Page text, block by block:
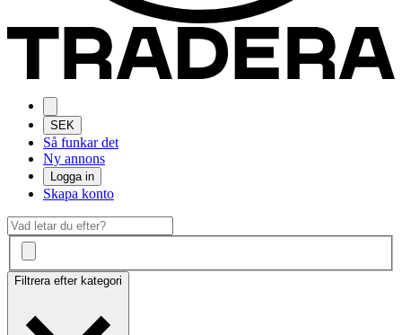
SEK
Så funkar det
Ny annons
Logga in
Skapa konto
Filtrera efter kategori